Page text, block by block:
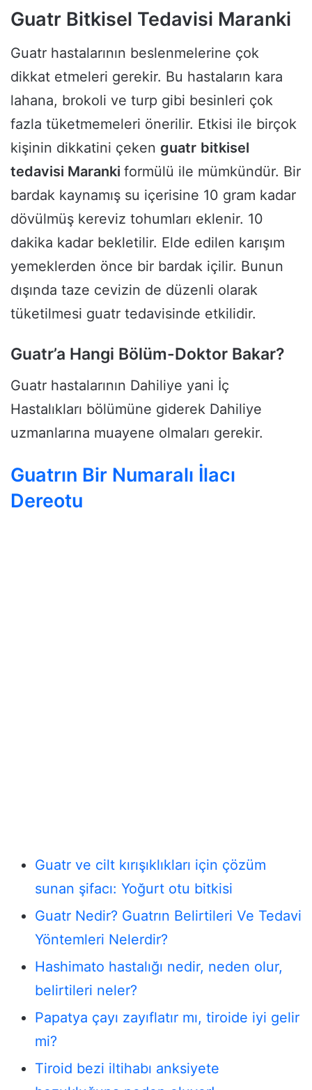
Guatr Bitkisel Tedavisi Maranki
Guatr hastalarının beslenmelerine çok
dikkat etmeleri gerekir. Bu hastaların kara
lahana, brokoli ve turp gibi besinleri çok
fazla tüketmemeleri önerilir. Etkisi ile birçok
kişinin dikkatini çeken guatr bitkisel
tedavisi Maranki formülü ile mümkündür. Bir
bardak kaynamış su içerisine 10 gram kadar
dövülmüş kereviz tohumları eklenir. 10
dakika kadar bekletilir. Elde edilen karışım
yemeklerden önce bir bardak içilir. Bunun
dışında taze cevizin de düzenli olarak
tüketilmesi guatr tedavisinde etkilidir.
Guatr’a Hangi Bölüm-Doktor Bakar?
Guatr hastalarının Dahiliye yani İç
Hastalıkları bölümüne giderek Dahiliye
uzmanlarına muayene olmaları gerekir.
Guatrın Bir Numaralı İlacı
Dereotu
Guatr ve cilt kırışıklıkları için çözüm
sunan şifacı: Yoğurt otu bitkisi
Guatr Nedir? Guatrın Belirtileri Ve Tedavi
Yöntemleri Nelerdir?
Hashimato hastalığı nedir, neden olur,
belirtileri neler?
Papatya çayı zayıflatır mı, tiroide iyi gelir
mi?
Tiroid bezi iltihabı anksiyete